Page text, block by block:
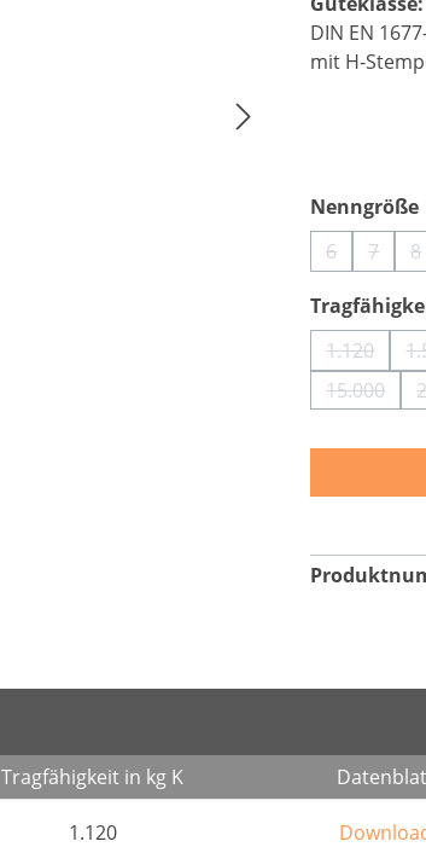
DIN EN
mit H-
Nenngröße
6(Diese
7 8
1.120(Diese
15.000
(Diese
Tragfähigkeit in kg K
1.120